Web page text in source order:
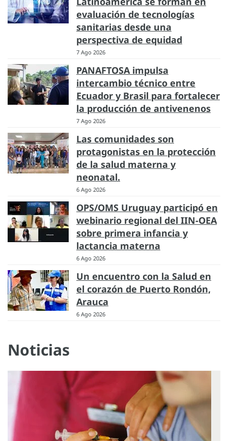
evaluación de tecnologías
sanitarias desde una
perspectiva de equidad
7 Ago 2026
PANAFTOSA impulsa
intercambio técnico entre
Ecuador y Brasil para fortalecer
la producción de antivenenos
7 Ago 2026
Las comunidades son
protagonistas en la protección
de la salud materna y
neonatal.
6 Ago 2026
OPS/OMS Uruguay participó en
webinario regional del IIN-OEA
sobre primera infancia y
lactancia materna
6 Ago 2026
Un encuentro con la Salud en
el corazón de Puerto Rondón,
Arauca
6 Ago 2026
Noticias